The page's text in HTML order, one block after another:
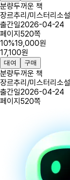
분량두꺼운 책
장르추리/미스터리소설
출간일2026-04-24
페이지 520쪽
10%19,000원
17,100원
대여 구매
분량두꺼운 책
장르추리/미스터리소설
출간일2026-04-24
페이지 520쪽